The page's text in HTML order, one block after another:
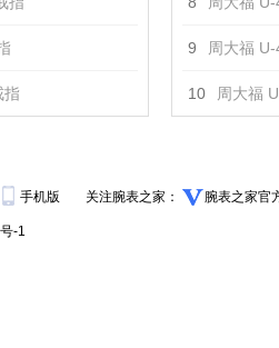
指
9 周大福
10 周大福
手机版 关注腕表之家： 腕表之家官
-1